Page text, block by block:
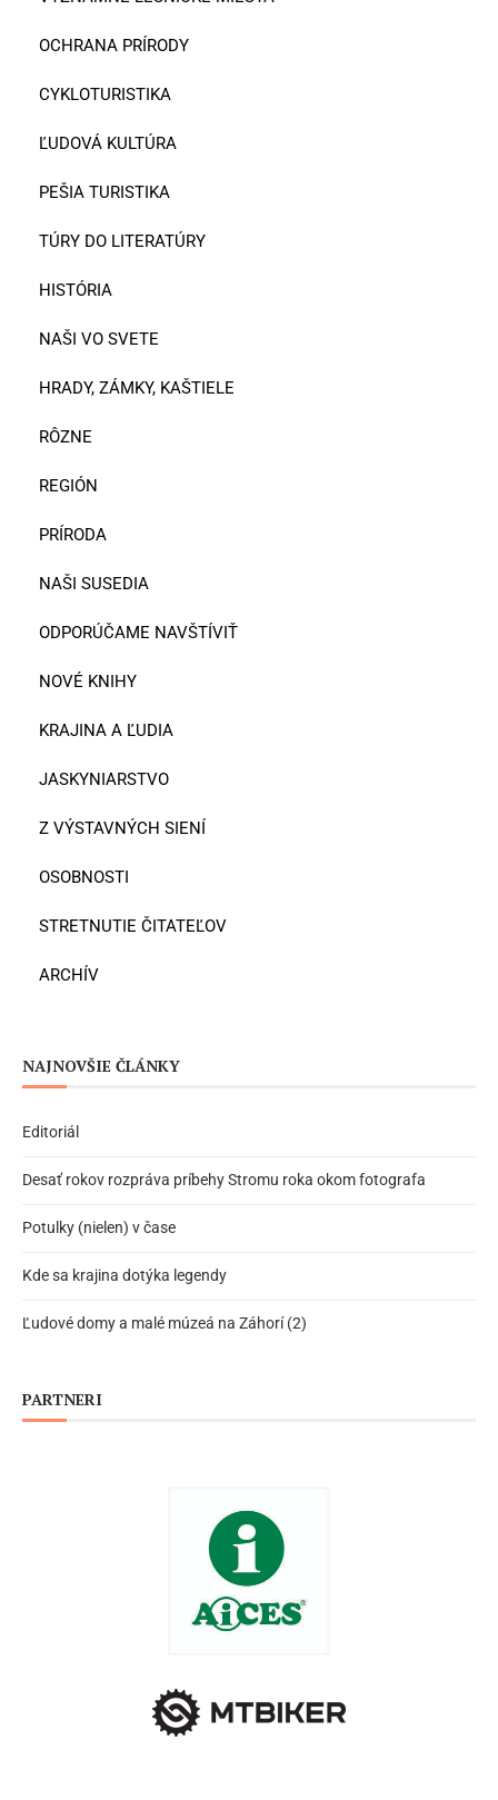
OCHRANA PRÍRODY
CYKLOTURISTIKA
ĽUDOVÁ KULTÚRA
PEŠIA TURISTIKA
TÚRY DO LITERATÚRY
HISTÓRIA
NAŠI VO SVETE
HRADY, ZÁMKY, KAŠTIELE
RÔZNE
REGIÓN
PRÍRODA
NAŠI SUSEDIA
ODPORÚČAME NAVŠTÍVIŤ
NOVÉ KNIHY
KRAJINA A ĽUDIA
JASKYNIARSTVO
Z VÝSTAVNÝCH SIENÍ
OSOBNOSTI
STRETNUTIE ČITATEĽOV
ARCHÍV
NAJNOVŠIE ČLÁNKY
Editoriál
Desať rokov rozpráva príbehy Stromu roka okom fotografa
Potulky (nielen) v čase
Kde sa krajina dotýka legendy
Ľudové domy a malé múzeá na Záhorí (2)
PARTNERI